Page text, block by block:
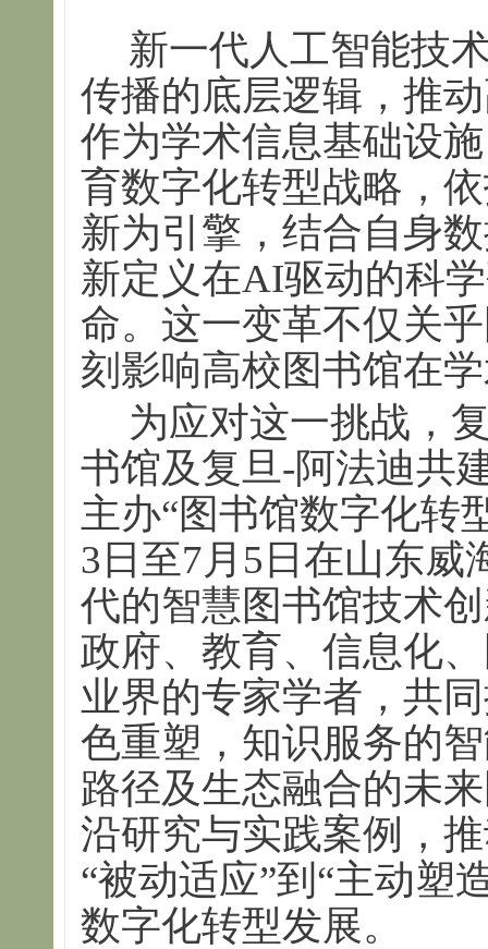
新一代人工智能技
传播的底层逻辑，推
作为学术信息基础设
育数字化转型战略，
新为引擎，结合自身
新定义在AI驱动的科
命。这一变革不仅关
刻影响高校图书馆在
为应对这一挑战，
书馆及复旦-阿法迪共
主办“图书馆数字化转
3日至7月5日在山东威
代的智慧图书馆技术
政府、教育、信息化
业界的专家学者，共
色重塑，知识服务的
路径及生态融合的未
沿研究与实践案例，
“被动适应”到“主动塑
数字化转型发展。